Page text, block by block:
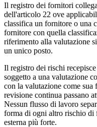
Il registro dei fornitori
dell'articolo 22 ove
classifica un fornitore o una
fornitore con quella
riferimento alla valutazione
un unico posto.
Il registro dei rischi
soggetto a una valutazione
con la valutazione come sua
revisione continua passano
Nessun flusso di lavoro
forma di ogni altro rischio di
esterna più forte.